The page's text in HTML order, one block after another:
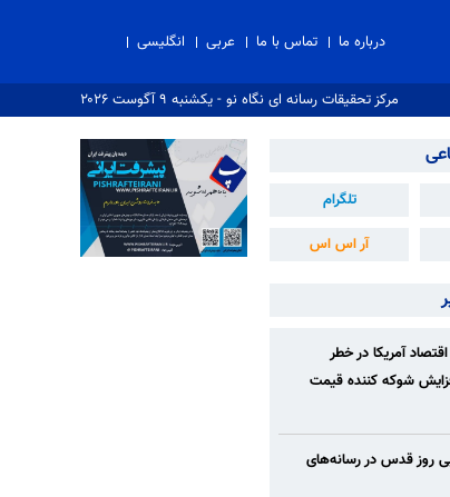
درباره ما تماس با ما عربی انگلیسی
مرکز تحقیقات رسانه ای نگاه نو - یکشنبه ۹ آگوست ۲۰۲۶
تلگرام
آر اس اس
آمریکا در خطر
شوکه کننده قیمت
روز قدس در رسانه‌های